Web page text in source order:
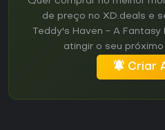
de preço no XD.deals e
Teddy's Haven - A
atingir o seu
Criar